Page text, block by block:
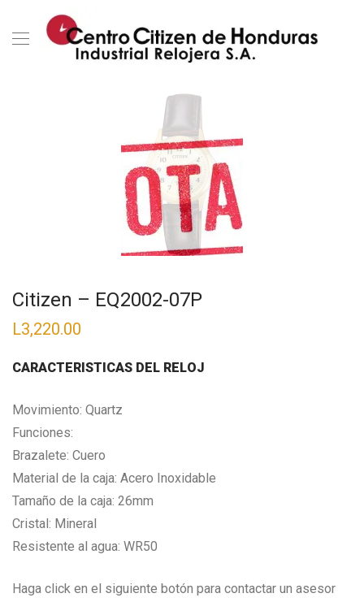
Citizen – EQ2002-07P
L3,220.00
CARACTERISTICAS DEL RELOJ
Movimiento: Quartz
Funciones:
Brazalete: Cuero
Material de la caja: Acero Inoxidable
Tamaño de la caja: 26mm
Cristal: Mineral
Resistente al agua: WR50
Haga click en el siguiente botón para contactar un asesor